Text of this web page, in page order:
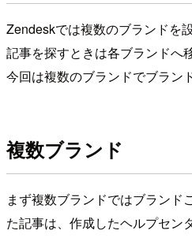
Zendeskでは複数のブランドを
記事を探すときは各ブランドへ
今回は複数のブランドでブラン
複数ブランド
まず複数ブランドではブラン
た記事は、作成したヘルプセン